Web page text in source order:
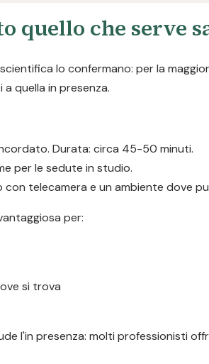
quello che serve
lo confermano: per la
quella in presenza.
Durata: circa 45-50 minuti.
per le sedute in studio.
telecamera e un ambiente dove
per:
si trova
l'in presenza: molti professionisti